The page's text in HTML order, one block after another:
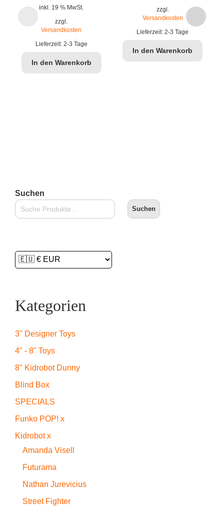
inkl. 19 % MwSt.
zzgl.
Versandkosten
Lieferzeit: 2-3 Tage
In den Warenkorb
zzgl.
Versandkosten
Lieferzeit:2-3 Tage
In den Warenkorb
Suchen
Suchen
Kategorien
3" Designer Toys
4" - 8" Toys
8" Kidrobot Dunny
Blind Box
SPECIALS
Funko POP! x
Kidrobot x
Amanda Visell
Futurama
Nathan Jurevicius
Street Fighter